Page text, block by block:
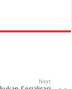
Next